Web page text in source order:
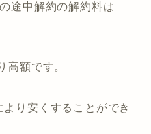
途中解約の解約料は
高額です。
り安くすることができ